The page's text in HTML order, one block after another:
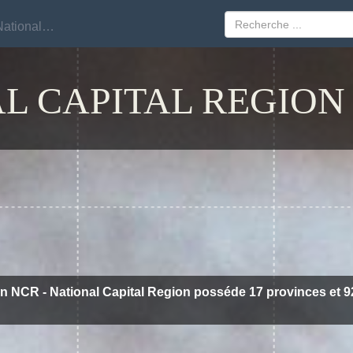
NCR - National Capital Region
CAPITAL REGION
NCR - National Capital Region posséde 17 provinces et
NCR - National Capital Region